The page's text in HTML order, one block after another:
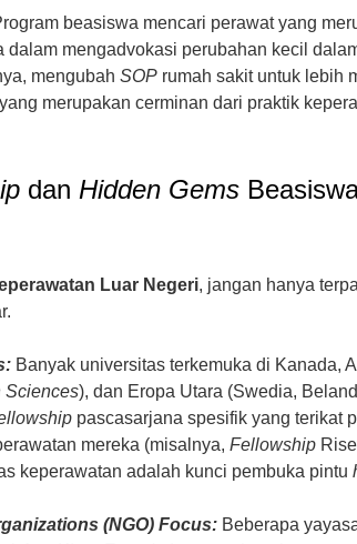
beasiswa mencari perawat yang
dalam mengadvokasi perubahan kecil
mengubah SOP rumah sakit untuk lebih
merupakan cerminan dari praktik
dan Hidden Gems
Luar Negeri, jangan hanya
Banyak universitas terkemuka di Kanada,
Sciences), dan Eropa Utara (Swedia,
pascasarjana spesifik yang terikat
mereka (misalnya, Fellowship
keperawatan adalah kunci pembuka pintu
(NGO) Focus: Beberapa